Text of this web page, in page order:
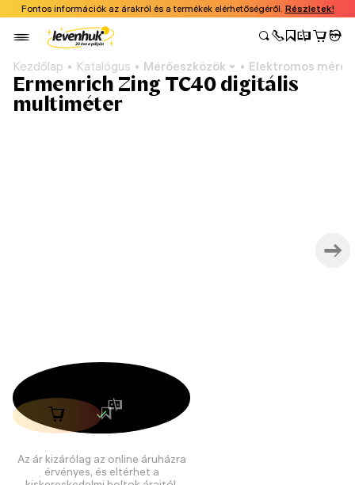
Fontos információk az árakról és a termékek elérhetőségéről. Részletek!
Kezdőlap Katalógus Mérőeszközök Elektromos
Ermenrich Zing TC40 digitális
multiméter
Az ár kizárólag az online áruházra
érvényes, és eltérhet a